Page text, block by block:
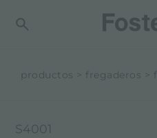
productos fregaderos
S4001